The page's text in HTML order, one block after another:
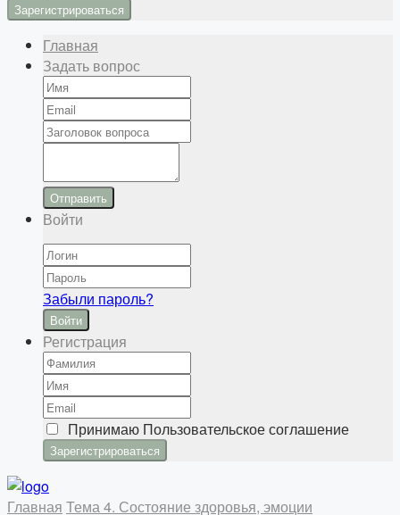
Главная
Задать вопрос
Отправить
Войти
Забыли пароль?
Войти
Регистрация
Принимаю Пользовательское соглашение
Главная Тема 4. Состояние здоровья, эмоции